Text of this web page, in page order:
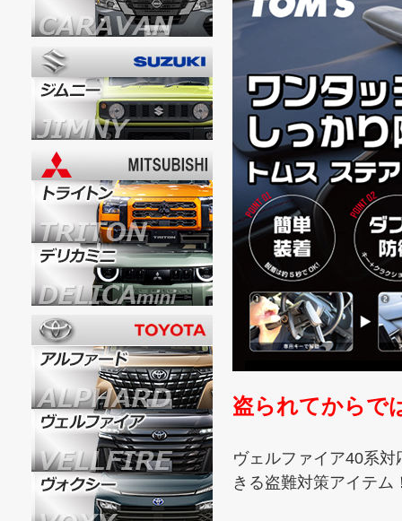
盗られてからで
ヴェルファイア40系
きる盗難対策アイテム